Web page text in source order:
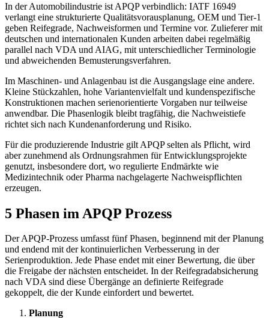
In der Automobilindustrie ist APQP verbindlich: IATF 16949
verlangt eine strukturierte Qualitätsvorausplanung, OEM und Tier-1
geben Reifegrade, Nachweisformen und Termine vor. Zulieferer mit
deutschen und internationalen Kunden arbeiten dabei regelmäßig
parallel nach VDA und AIAG, mit unterschiedlicher Terminologie
und abweichenden Bemusterungsverfahren.
Im Maschinen- und Anlagenbau ist die Ausgangslage eine andere.
Kleine Stückzahlen, hohe Variantenvielfalt und kundenspezifische
Konstruktionen machen serienorientierte Vorgaben nur teilweise
anwendbar. Die Phasenlogik bleibt tragfähig, die Nachweistiefe
richtet sich nach Kundenanforderung und Risiko.
Für die produzierende Industrie gilt APQP selten als Pflicht, wird
aber zunehmend als Ordnungsrahmen für Entwicklungsprojekte
genutzt, insbesondere dort, wo regulierte Endmärkte wie
Medizintechnik oder Pharma nachgelagerte Nachweispflichten
erzeugen.
5 Phasen im APQP Prozess
Der APQP-Prozess umfasst fünf Phasen, beginnend mit der Planung
und endend mit der kontinuierlichen Verbesserung in der
Serienproduktion. Jede Phase endet mit einer Bewertung, die über
die Freigabe der nächsten entscheidet. In der Reifegradabsicherung
nach VDA sind diese Übergänge an definierte Reifegrade
gekoppelt, die der Kunde einfordert und bewertet.
Planung